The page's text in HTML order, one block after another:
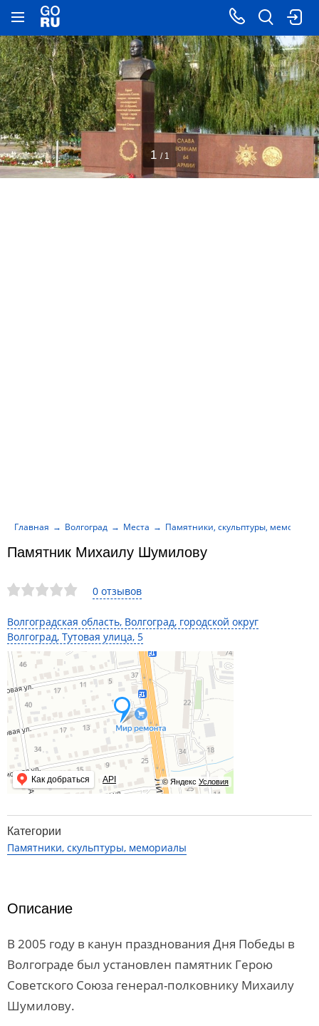
0 отзывов
Волгоградская область, Волгоград, городской округ
Волгоград, Тутовая улица, 5
© Яндекс Условия
Как добраться API
Памятник Михаилу Шумилову
Главная Волгоград Места Памятники, скульптуры, мемориалы
1 / 1
Категории
Памятники, скульптуры, мемориалы
Описание
В 2005 году в канун празднования Дня Победы в
Волгограде был установлен памятник Герою
Советского Союза генерал-полковнику Михаилу
Шумилову.